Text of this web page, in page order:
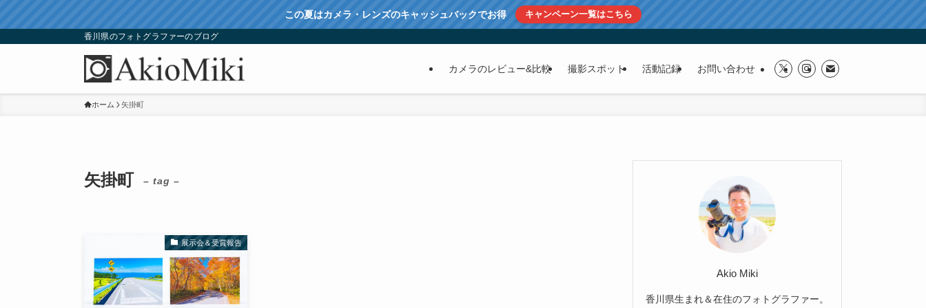
この夏はカメラ・レンズのキャッシュバックでお得 キャンペーン一覧はこちら
香川県のフォトグラファーのブログ
カメラのレビュー&比較 撮影スポット 活動記録 お問い合わせ
ホーム 矢掛町
矢掛町 – tag –
展示会＆受賞報告
Akio Miki
香川県生まれ＆在住のフォトグラファー。